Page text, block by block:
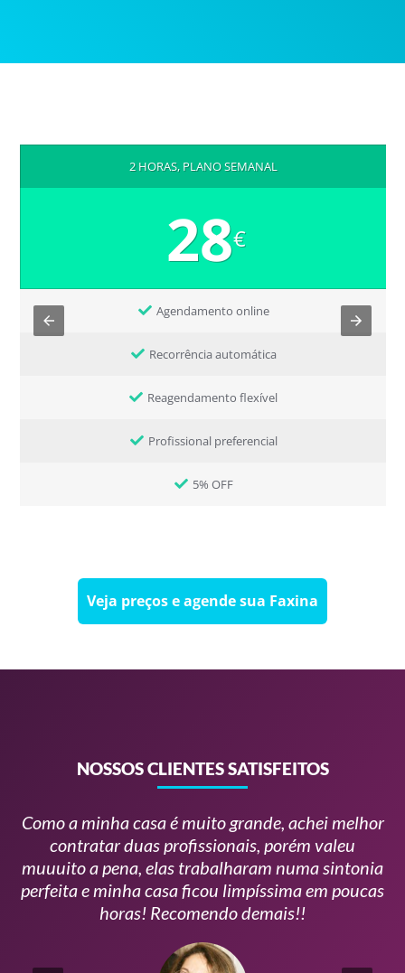
2 HORAS, PLANO SEMANAL
28€
Agendamento online
Recorrência automática
Reagendamento flexível
Profissional preferencial
5% OFF
Veja preços e agende sua Faxina
NOSSOS CLIENTES SATISFEITOS
Como a minha casa é muito grande, achei melhor
contratar duas profissionais, porém valeu
muuuito a pena, elas trabalharam numa sintonia
perfeita e minha casa ficou limpíssima em poucas
horas! Recomendo demais!!